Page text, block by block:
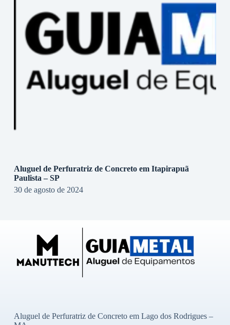
Aluguel de Perfuratriz de Concreto em Itapirapuã
Paulista – SP
30 de agosto de 2024
Aluguel de Perfuratriz de Concreto em Lago dos Rodrigues –